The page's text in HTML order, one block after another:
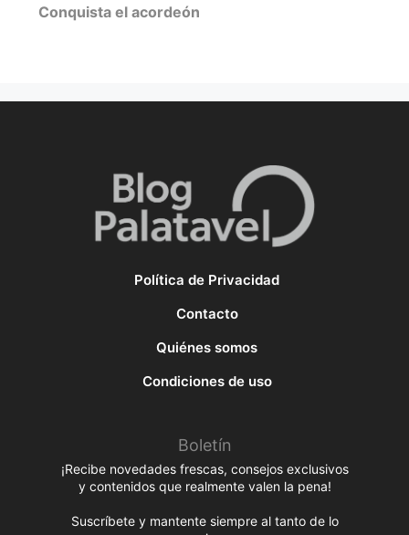
Conquista el acordeón
Política de Privacidad
Contacto
Quiénes somos
Condiciones de uso
Boletín
¡Recibe novedades frescas, consejos exclusivos
y contenidos que realmente valen la pena!
Suscríbete y mantente siempre al tanto de lo